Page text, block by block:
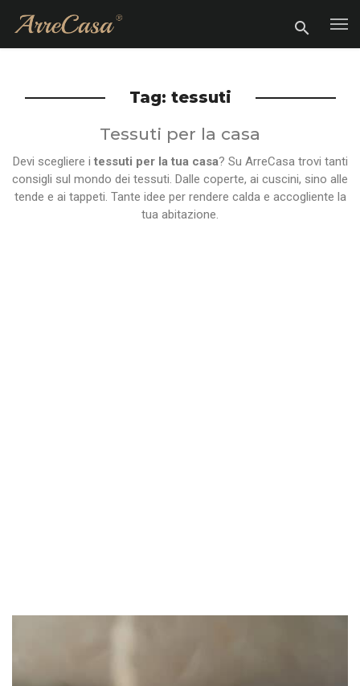
Tag: tessuti
Tessuti per la casa
Devi scegliere i tessuti per la tua casa? Su ArreCasa trovi tanti
consigli sul mondo dei tessuti. Dalle coperte, ai cuscini, sino alle
tende e ai tappeti. Tante idee per rendere calda e accogliente la
tua abitazione.